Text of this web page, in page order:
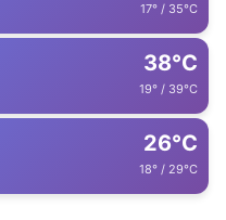
17° / 35°C
38°C
19° / 39°C
26°C
18° / 29°C